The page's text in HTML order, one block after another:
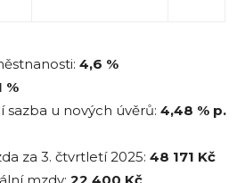
4,6 %
%
u nových úvěrů: 4,48 % p.
za 3. čtvrtletí 2025: 48 171 Kč